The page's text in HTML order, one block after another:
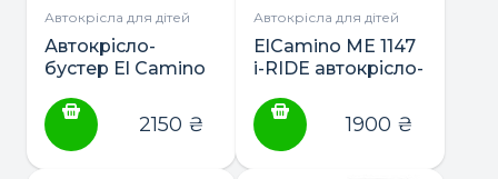
Автокрісла для дітей
Автокрісло-
бустер El Camino
2150 ₴
Автокрісла для дітей
ElCamino ME 1147
i-RIDE автокрісло-
1900 ₴